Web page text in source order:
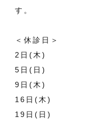
す。
＜休診日＞
2日(木)
5日(日)
9日(木)
16日(木)
19日(日)